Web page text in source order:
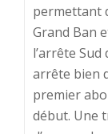
permettant
Grand Ban
l’arrête
arrête bien
premier
début. Une